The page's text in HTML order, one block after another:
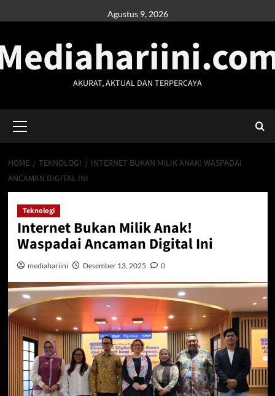
to
Agustus 9, 2026
AKURAT, AKTUAL DAN TERPERCAYA
Menu
HOME TEKNOLOGI
INTERNET BUKAN MILIK ANAK! WASPADAI
ANCAMAN DIGITAL INI
Teknologi
Internet Bukan Milik Anak!
Waspadai Ancaman Digital Ini
mediahariini Desember 13, 2025 0